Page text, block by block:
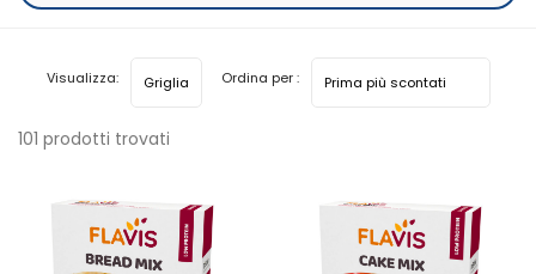
101 prodotti trovati
Visualizza: Ordina per :